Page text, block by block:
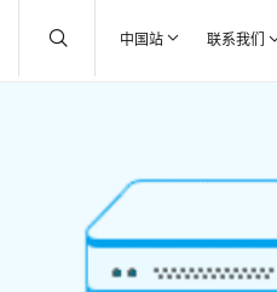
中国站 联系我们